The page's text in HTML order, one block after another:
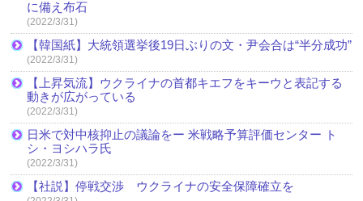
に備え布石
(2022/3/31)
【韓国紙】大統領選挙後19日ぶりの文・尹会合は“半分成功”
(2022/3/31)
【上昇気流】ウクライナの首都キエフをキーウと表記する
動きが広がっている
(2022/3/31)
日米で対中核抑止の議論をー 米戦略予算評価センター ト
シ・ヨシハラ氏
(2022/3/31)
【社説】停戦交渉 ウクライナの安全保障確立を